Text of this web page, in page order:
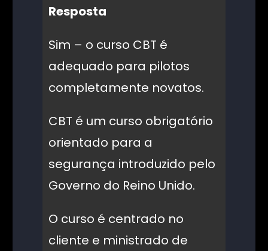
Resposta
Sim – o curso CBT é
adequado para pilotos
completamente novatos.
CBT é um curso obrigatório
orientado para a
segurança introduzido pelo
Governo do Reino Unido.
O curso é centrado no
cliente e ministrado de